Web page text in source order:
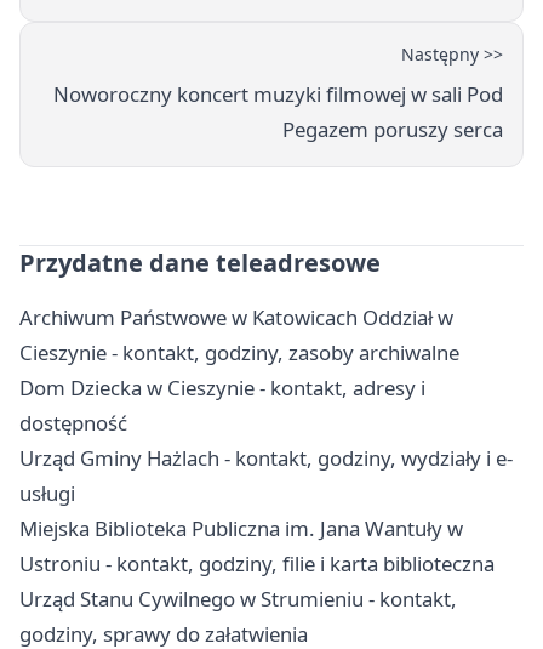
Następny >>
Noworoczny koncert muzyki filmowej w sali Pod
Pegazem poruszy serca
Przydatne dane teleadresowe
Archiwum Państwowe w Katowicach Oddział w
Cieszynie - kontakt, godziny, zasoby archiwalne
Dom Dziecka w Cieszynie - kontakt, adresy i
dostępność
Urząd Gminy Hażlach - kontakt, godziny, wydziały i e-
usługi
Miejska Biblioteka Publiczna im. Jana Wantuły w
Ustroniu - kontakt, godziny, filie i karta biblioteczna
Urząd Stanu Cywilnego w Strumieniu - kontakt,
godziny, sprawy do załatwienia